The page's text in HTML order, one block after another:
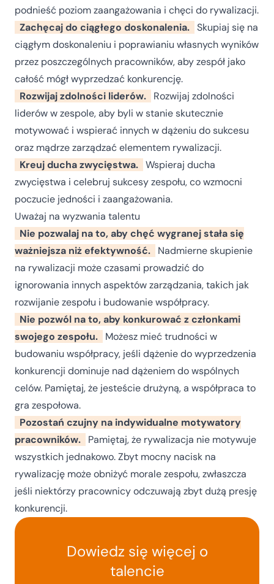
podnieść poziom zaangażowania i chęci do rywalizacji.
Zachęcaj do ciągłego doskonalenia. Skupiaj się na
ciągłym doskonaleniu i poprawianiu własnych wyników
przez poszczególnych pracowników, aby zespół jako
całość mógł wyprzedzać konkurencję.
Rozwijaj zdolności liderów.
Rozwijaj zdolności
liderów w zespole, aby byli w stanie skutecznie
motywować i wspierać innych w dążeniu do sukcesu
oraz mądrze zarządzać elementem rywalizacji.
Kreuj ducha zwycięstwa. Wspieraj ducha
zwycięstwa i celebruj sukcesy zespołu, co wzmocni
poczucie jedności i zaangażowania.
Uważaj na wyzwania talentu
Nie pozwalaj na to, aby chęć wygranej stała się
ważniejsza niż efektywność.
Nadmierne skupienie
na rywalizacji może czasami prowadzić do
ignorowania innych aspektów zarządzania, takich jak
rozwijanie zespołu i budowanie współpracy.
Nie pozwól na to, aby konkurować z członkami
swojego zespołu.
Możesz mieć trudności w
budowaniu współpracy, jeśli dążenie do wyprzedzenia
konkurencji dominuje nad dążeniem do wspólnych
celów. Pamiętaj, że jesteście drużyną, a współpraca to
gra zespołowa.
Pozostań czujny na indywidualne motywatory
pracowników.
Pamiętaj, że rywalizacja nie motywuje
wszystkich jednakowo. Zbyt mocny nacisk na
rywalizację może obniżyć morale zespołu, zwłaszcza
jeśli niektórzy pracownicy odczuwają zbyt dużą presję
konkurencji.
Dowiedz się więcej o
talencie